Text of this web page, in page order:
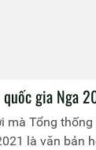
gia Nga
mà Tổng
là văn bản